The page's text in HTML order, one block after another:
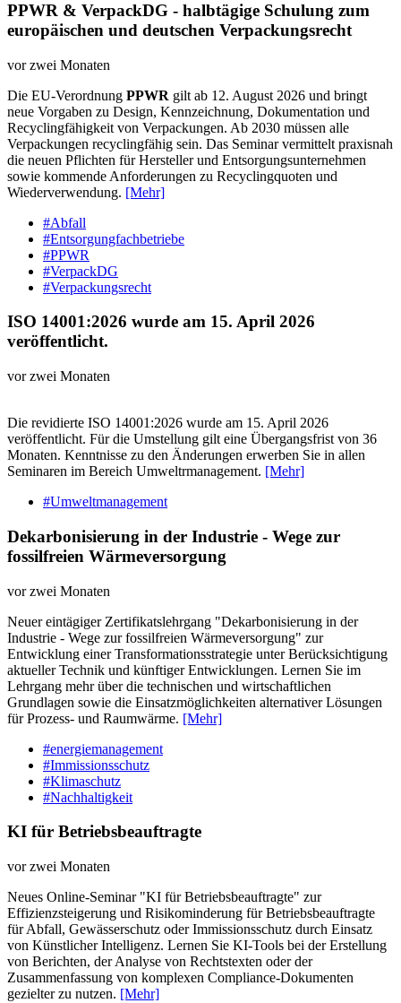
PPWR & VerpackDG - halbtägige Schulung zum
europäischen und deutschen Verpackungsrecht
vor zwei Monaten
Die EU-Verordnung PPWR gilt ab 12. August 2026 und bringt
neue Vorgaben zu Design, Kennzeichnung, Dokumentation und
Recyclingfähigkeit von Verpackungen. Ab 2030 müssen alle
Verpackungen recyclingfähig sein. Das Seminar vermittelt praxisnah
die neuen Pflichten für Hersteller und Entsorgungsunternehmen
sowie kommende Anforderungen zu Recyclingquoten und
Wiederverwendung. [Mehr]
#Abfall
#Entsorgungfachbetriebe
#PPWR
#VerpackDG
#Verpackungsrecht
ISO 14001:2026 wurde am 15. April 2026
veröffentlicht.
vor zwei Monaten
Die revidierte ISO 14001:2026 wurde am 15. April 2026
veröffentlicht. Für die Umstellung gilt eine Übergangsfrist von 36
Monaten. Kenntnisse zu den Änderungen erwerben Sie in allen
Seminaren im Bereich Umweltrmanagement. [Mehr]
#Umweltmanagement
Dekarbonisierung in der Industrie - Wege zur
fossilfreien Wärmeversorgung
vor zwei Monaten
Neuer eintägiger Zertifikatslehrgang "Dekarbonisierung in der
Industrie - Wege zur fossilfreien Wärmeversorgung" zur
Entwicklung einer Transformationsstrategie unter Berücksichtigung
aktueller Technik und künftiger Entwicklungen. Lernen Sie im
Lehrgang mehr über die technischen und wirtschaftlichen
Grundlagen sowie die Einsatzmöglichkeiten alternativer Lösungen
für Prozess- und Raumwärme. [Mehr]
#energiemanagement
#Immissionsschutz
#Klimaschutz
#Nachhaltigkeit
KI für Betriebsbeauftragte
vor zwei Monaten
Neues Online-Seminar "KI für Betriebsbeauftragte" zur
Effizienzsteigerung und Risikominderung für Betriebsbeauftragte
für Abfall, Gewässerschutz oder Immissionsschutz durch Einsatz
von Künstlicher Intelligenz. Lernen Sie KI-Tools bei der Erstellung
von Berichten, der Analyse von Rechtstexten oder der
Zusammenfassung von komplexen Compliance-Dokumenten
gezielter zu nutzen. [Mehr]